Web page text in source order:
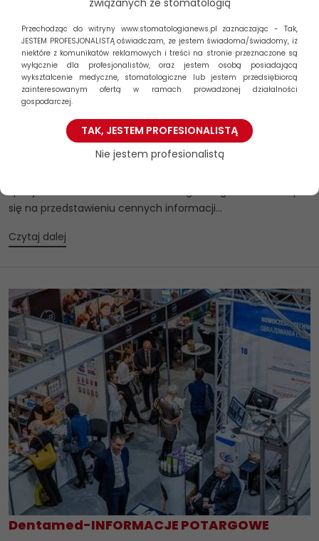
Przechodząc do witryny www.stomatologianews.pl zaznaczając - Tak,
JESTEM PROFESJONALISTĄ oświadczam, że jestem świadoma/świadomy, iż
niektóre z komunikatów reklamowych i treści na stronie przeznaczone są
wyłącznie dla profesjonalistów, oraz jestem osobą posiadającą
wykształcenie medyczne, stomatologiczne lub jestem przedsiębiorcą
zainteresowanym ofertą w ramach prowadzonej działalności
gospodarczej.
TAK, JESTEM PROFESIONALISTĄ
Nie jestem profesionalistą
Spotkanie ekspertów na „Geistlich + YOU2”
się na przedstawieniu cennych informacji...
Czytaj dalej
Dentamed-INFORMACJE POTARGOWE